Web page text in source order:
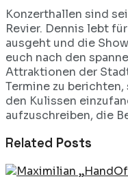
Konzerthallen sind
Revier. Dennis lebt
ausgeht und die
euch nach den
Attraktionen der
Termine zu
den Kulissen
aufzuschreiben, die
Related Posts